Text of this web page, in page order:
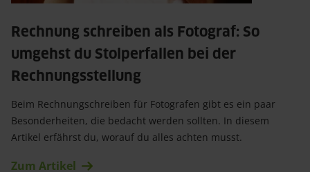
Rechnung schreiben als Fotograf: So
umgehst du Stolperfallen bei der
Rechnungsstellung
Beim Rechnungschreiben für Fotografen gibt es ein paar
Besonderheiten, die bedacht werden sollten. In diesem
Artikel erfährst du, worauf du alles achten musst.
Zum Artikel